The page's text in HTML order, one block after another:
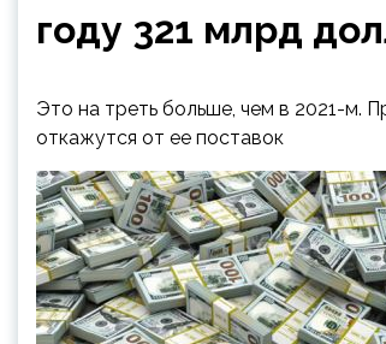
году 321 млрд
Это на треть больше, чем в 2021-м.
откажутся от ее поставок